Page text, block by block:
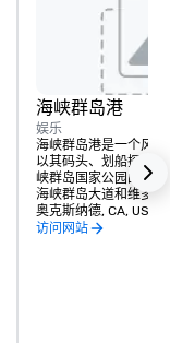
海峡群岛港
娱乐
海峡群岛港是一个风
以其码头、划船探险
峡群岛国家公园的便
海峡群岛大道和维多利
奥克斯纳德, CA, US
访问网站